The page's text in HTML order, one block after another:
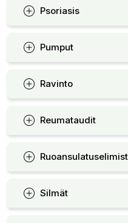
Psoriasis
Pumput
Ravinto
Reumataudit
Silmät